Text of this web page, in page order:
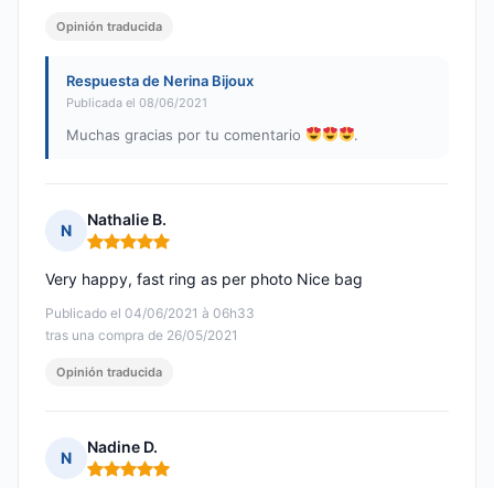
Opinión traducida
Respuesta de Nerina Bijoux
Publicada el 08/06/2021
Muchas gracias por tu comentario .
N
Nathalie B.
Nota: 5 de 5
Publicado el 04/06/2021 à 06h33
tras una compra de 26/05/2021
Very happy, fast ring as per photo Nice bag
Opinión traducida
N
Nadine D.
Nota: 5 de 5